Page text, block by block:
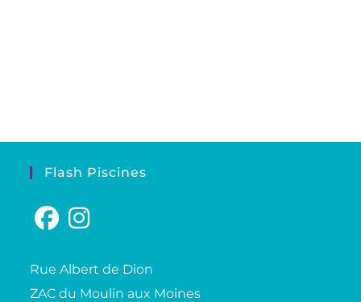
Flash Piscines
Rue Albert de Dion
ZAC du Moulin aux Moines